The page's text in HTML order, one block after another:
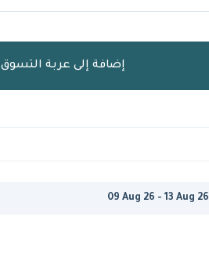
إضافة إلى عربة التسوق
09 Aug 26 - 13 Aug 26